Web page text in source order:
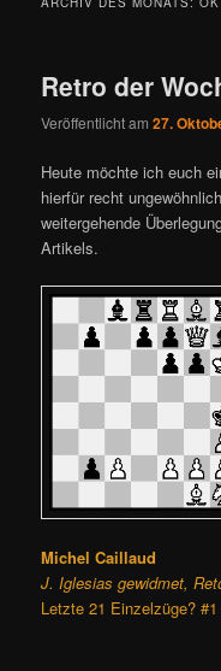
Retro der
Veröffentlicht am27.
Heute möchte ich euch
hierfür recht
weitergehende
Artikels.
Michel Caillaud
J. Iglesias gewidmet,
Letzte 21 Einzelzüge?